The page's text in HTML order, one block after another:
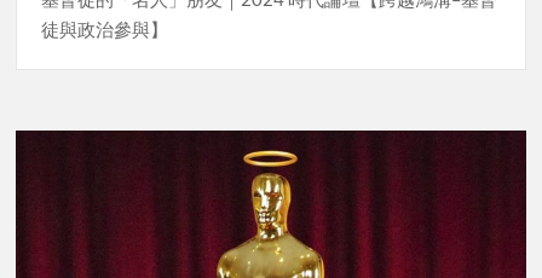
徒與政治參與】